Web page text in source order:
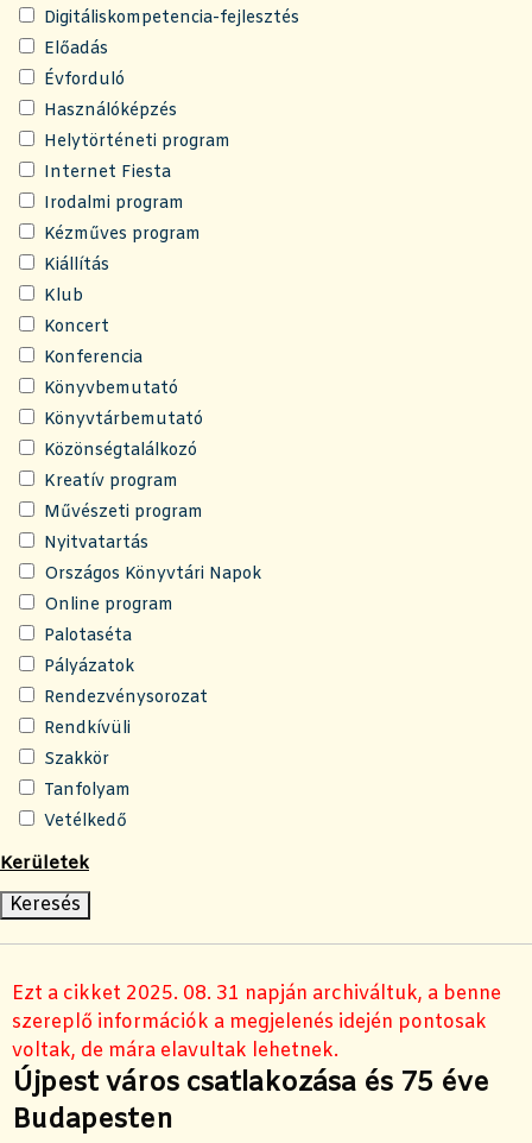
Digitáliskompetencia-fejlesztés
Előadás
Évforduló
Használóképzés
Helytörténeti program
Internet Fiesta
Irodalmi program
Kézműves program
Kiállítás
Klub
Koncert
Konferencia
Könyvbemutató
Könyvtárbemutató
Közönségtalálkozó
Kreatív program
Művészeti program
Nyitvatartás
Országos Könyvtári Napok
Online program
Palotaséta
Pályázatok
Rendezvénysorozat
Rendkívüli
Szakkör
Tanfolyam
Vetélkedő
Kerületek
Ezt a cikket 2025. 08. 31 napján archiváltuk, a benne
szereplő információk a megjelenés idején pontosak
voltak, de mára elavultak lehetnek.
Újpest város csatlakozása és 75 éve
Budapesten